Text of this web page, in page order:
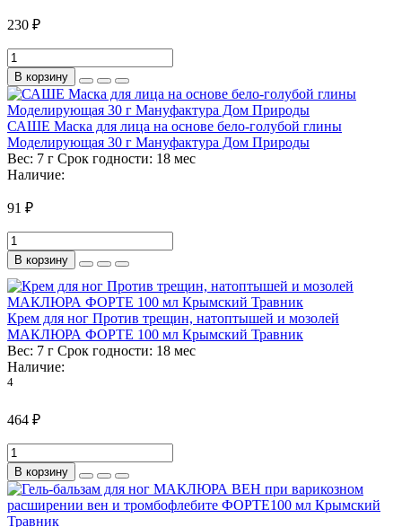
230 ₽
В корзину
САШЕ Маска для лица на основе бело-голубой глины
Моделирующая 30 г Мануфактура Дом Природы
Вес: 7 г Срок годности: 18 мес
Наличие:
91 ₽
В корзину
Крем для ног Против трещин, натоптышей и мозолей
МАКЛЮРА ФОРТЕ 100 мл Крымский Травник
Вес: 7 г Срок годности: 18 мес
Наличие:
4
464 ₽
В корзину